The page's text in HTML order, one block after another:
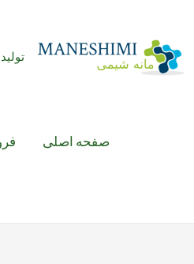
صفحه اصلی